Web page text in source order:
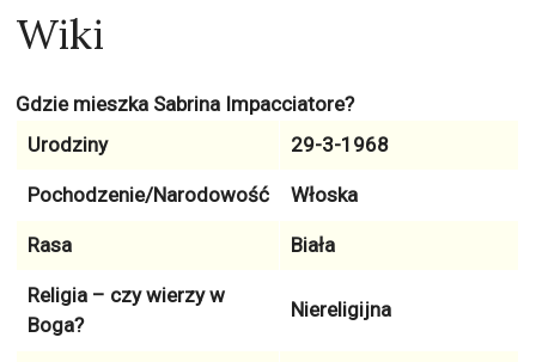
Wiki
Gdzie mieszka Sabrina Impacciatore?
Urodziny
29-3-1968
Pochodzenie/Narodowość Włoska
Rasa Biała
Religia – czy wierzy w
Boga?
Niereligijna